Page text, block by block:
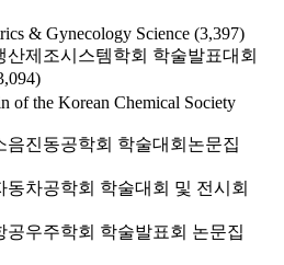
& Gynecology Science (3,397)
산제조시스템학회 학술발표대회
of the Korean Chemical Society
음진동공학회 학술대회논문집
동차공학회 학술대회 및 전시회
공우주학회 학술발표회 논문집